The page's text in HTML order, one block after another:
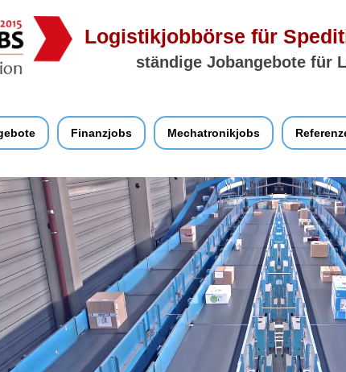
Logistikjobbörse für
ständige Jobangebote für
Finanzjobs Mechatronikjobs